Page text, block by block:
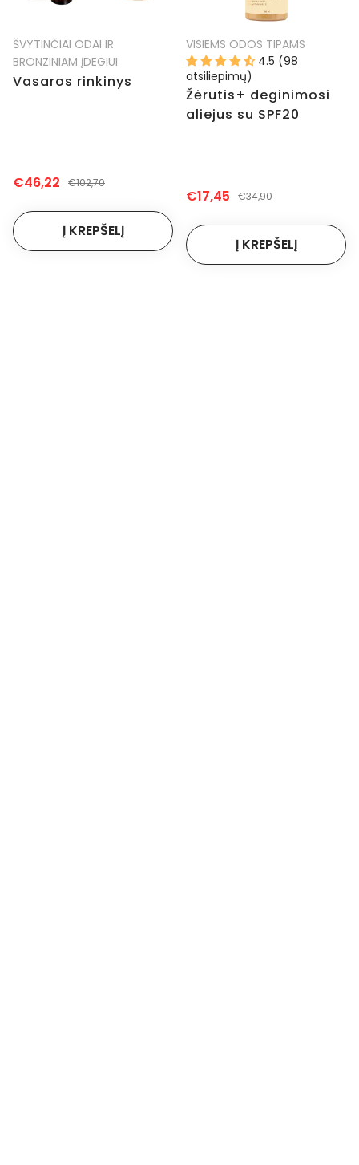
ŠVYTINČIAI ODAI IR
BRONZINIAM ĮDEGIUI
Vasaros rinkinys
€46,22 €102,70
VISIEMS ODOS TIPAMS
4.5 (98
atsiliepimų)
Žėrutis+ deginimosi
aliejus su SPF20
€17,45 €34,90